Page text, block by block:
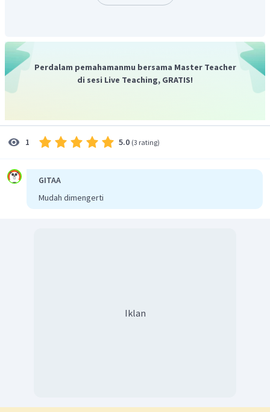
terletak pada periode ketiga golongan VA.
cenderung menerima tiga elektron membentuk ion
Senyawa yang mengandung ion
dan ion
Perdalam pemahamanmu bersama Master Teacher
di sesi Live Teaching, GRATIS!
1 5.0 (3 rating)
GITAA
Mudah dimengerti
Iklan